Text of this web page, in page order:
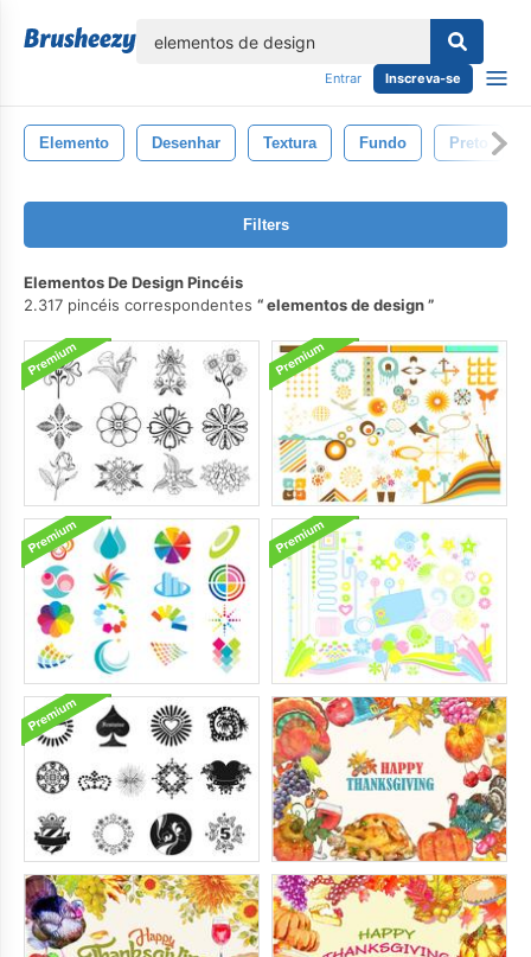
Entrar Inscreva-se
Elemento Desenhar Textura Fundo Preto
Filters
Elementos De Design Pincéis
2.317 pincéis correspondentes
elementos de design